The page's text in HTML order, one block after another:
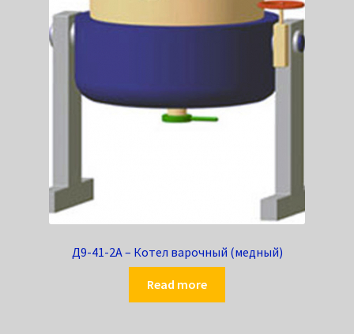
Д9-41-2А – Котел варочный (медный)
Read more